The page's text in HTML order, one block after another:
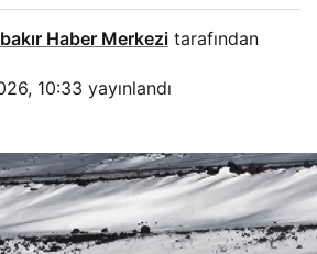
Haber Merkezi tarafından
10:33 yayınlandı